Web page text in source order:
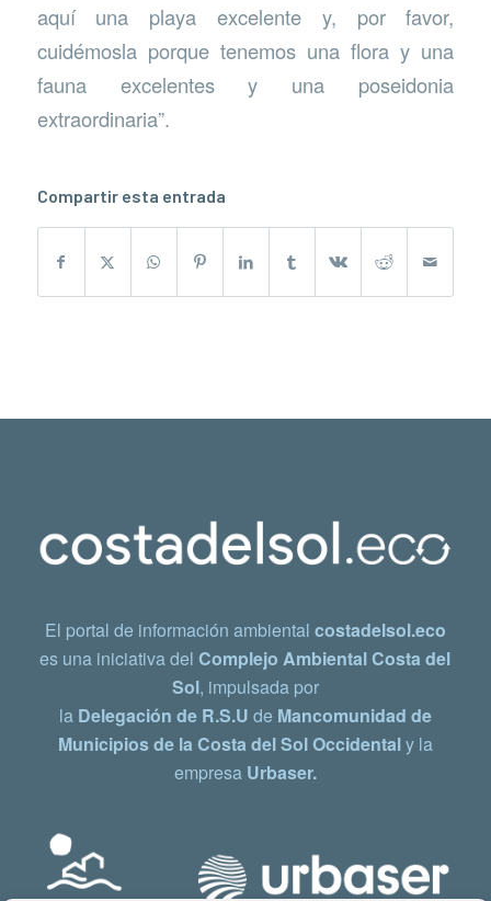
aquí una playa excelente y, por favor,
cuidémosla porque tenemos una flora y una
fauna excelentes y una poseidonia
extraordinaria”.
Compartir esta entrada
El portal de información ambiental costadelsol.eco
es una iniciativa delComplejo Ambiental Costa del
Sol, impulsada por
la Delegación de R.S.U de Mancomunidad de
Municipios de la Costa del Sol Occidentaly la
empresa Urbaser.